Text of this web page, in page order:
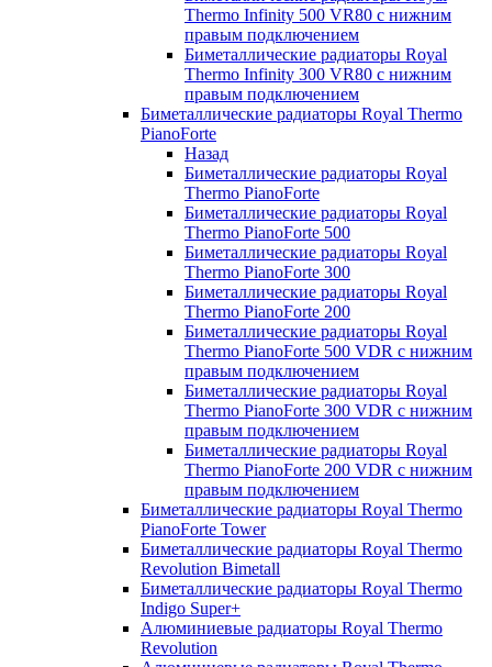
Thermo Infinity 500 VR80 с нижним
правым подключением
Биметаллические радиаторы Royal
Thermo Infinity 300 VR80 с нижним
правым подключением
Биметаллические радиаторы Royal Thermo
PianoForte
Назад
Биметаллические радиаторы Royal
Thermo PianoForte
Биметаллические радиаторы Royal
Thermo PianoForte 500
Биметаллические радиаторы Royal
Thermo PianoForte 300
Биметаллические радиаторы Royal
Thermo PianoForte 200
Биметаллические радиаторы Royal
Thermo PianoForte 500 VDR с нижним
правым подключением
Биметаллические радиаторы Royal
Thermo PianoForte 300 VDR с нижним
правым подключением
Биметаллические радиаторы Royal
Thermo PianoForte 200 VDR с нижним
правым подключением
Биметаллические радиаторы Royal Thermo
PianoForte Tower
Биметаллические радиаторы Royal Thermo
Revolution Bimetall
Биметаллические радиаторы Royal Thermo
Indigo Super+
Алюминиевые радиаторы Royal Thermo
Revolution